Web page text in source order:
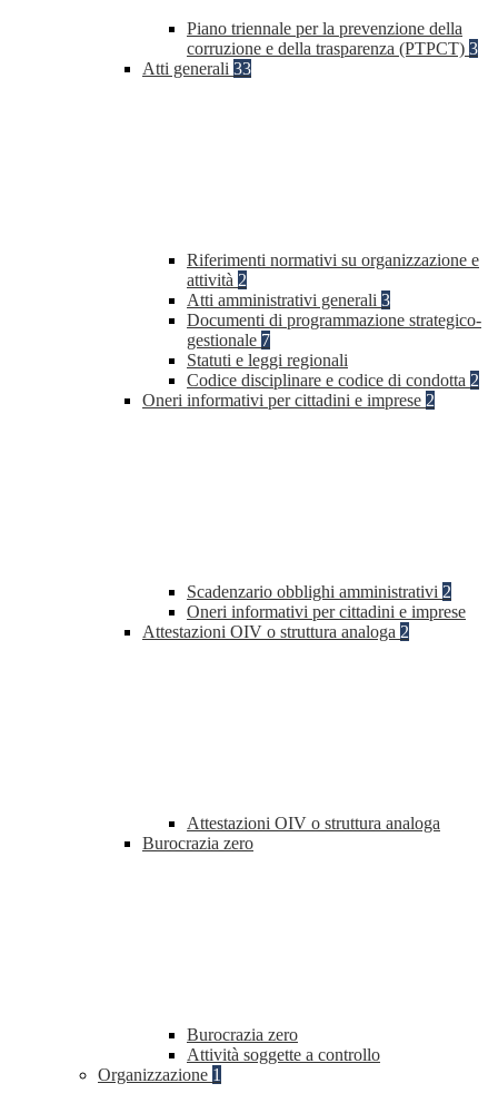
Piano triennale per la prevenzione della
corruzione e della trasparenza (PTPCT) 3
Atti generali 33
Riferimenti normativi su organizzazione e
attività 2
Atti amministrativi generali 3
Documenti di programmazione strategico-
gestionale 7
Statuti e leggi regionali
Codice disciplinare e codice di condotta 2
Oneri informativi per cittadini e imprese 2
Scadenzario obblighi amministrativi 2
Oneri informativi per cittadini e imprese
Attestazioni OIV o struttura analoga 2
Attestazioni OIV o struttura analoga
Burocrazia zero
Burocrazia zero
Attività soggette a controllo
Organizzazione 1